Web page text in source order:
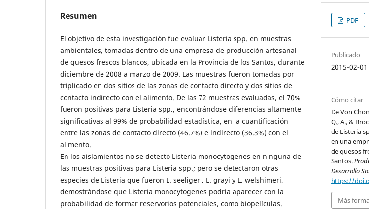
Resumen
El objetivo de esta investigación fue evaluar Listeria spp. en muestras
ambientales, tomadas dentro de una empresa de producción artesanal
de quesos frescos blancos, ubicada en la Provincia de los Santos, durante
diciembre de 2008 a marzo de 2009. Las muestras fueron tomadas por
triplicado en dos sitios de las zonas de contacto directo y dos sitios de
contacto indirecto con el alimento. De las 72 muestras evaluadas, el 70%
fueron positivas para Listeria spp., encontrándose diferencias altamente
significativas al 99% de probabilidad estadística, en la cuantificación
entre las zonas de contacto directo (46.7%) e indirecto (36.3%) con el
alimento.
En los aislamientos no se detectó Listeria monocytogenes en ninguna de
las muestras positivas para Listeria spp.; pero se detectaron otras
especies de Listeria que fueron L. seeligeri, L. grayi y L. welshimeri,
demostrándose que Listeria monocytogenes podría aparecer con la
probabilidad de formar reservorios potenciales, como biopelículas.
PDF
Publicado
2015-02-01
Cómo citar
De Von
Q., A., &
de Listeria
en una
de quesos
Santos.
Desarrollo
https://
Más